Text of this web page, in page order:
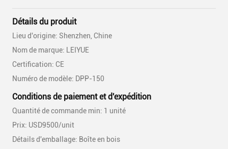
Détails du produit
Lieu d'origine: Shenzhen, Chine
Nom de marque: LEIYUE
Certification: CE
Numéro de modèle: DPP-150
Conditions de paiement et d'expédition
Quantité de commande min: 1 unité
Prix: USD9500/unit
Détails d'emballage: Boîte en bois